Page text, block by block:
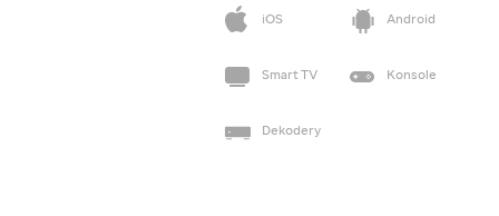
iOS
Android
Smart TV Konsole
Dekodery